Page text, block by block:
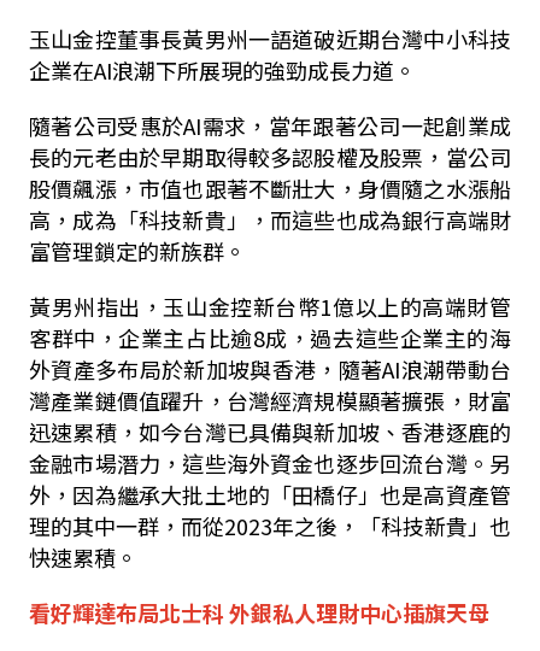
玉山金控董事長黃男州一語道破近期台灣中小科技
企業在AI浪潮下所展現的強勁成長力道。
隨著公司受惠於AI需求，當年跟著公司一起創業成
長的元老由於早期取得較多認股權及股票，當公司
股價飆漲，市值也跟著不斷壯大，身價隨之水漲船
高，成為「科技新貴」，而這些也成為銀行高端財
富管理鎖定的新族群。
黃男州指出，玉山金控新台幣1億以上的高端財管
客群中，企業主占比逾8成，過去這些企業主的海
外資產多布局於新加坡與香港，隨著AI浪潮帶動台
灣產業鏈價值躍升，台灣經濟規模顯著擴張，財富
迅速累積，如今台灣已具備與新加坡、香港逐鹿的
金融市場潛力，這些海外資金也逐步回流台灣。另
外，因為繼承大批土地的「田橋仔」也是高資產管
理的其中一群，而從2023年之後，「科技新貴」也
快速累積。
看好輝達布局北士科 外銀私人理財中心插旗天母